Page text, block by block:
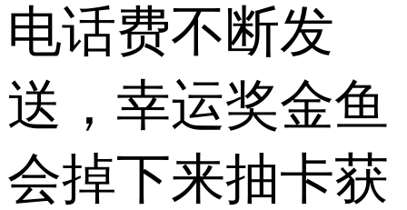
电话费不断发
送，幸运奖金鱼
会掉下来抽卡获